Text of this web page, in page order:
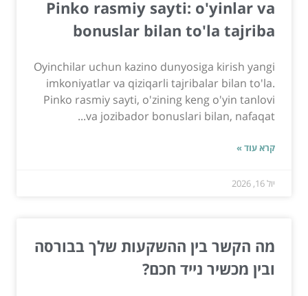
Pinko rasmiy sayti: o'yinlar va
bonuslar bilan to'la tajriba
Oyinchilar uchun kazino dunyosiga kirish yangi
imkoniyatlar va qiziqarli tajribalar bilan to'la.
Pinko rasmiy sayti, o'zining keng o'yin tanlovi
va jozibador bonuslari bilan, nafaqat...
קרא עוד »
יול 16, 2026
מה הקשר בין ההשקעות שלך בבורסה
ובין מכשיר נייד חכם?